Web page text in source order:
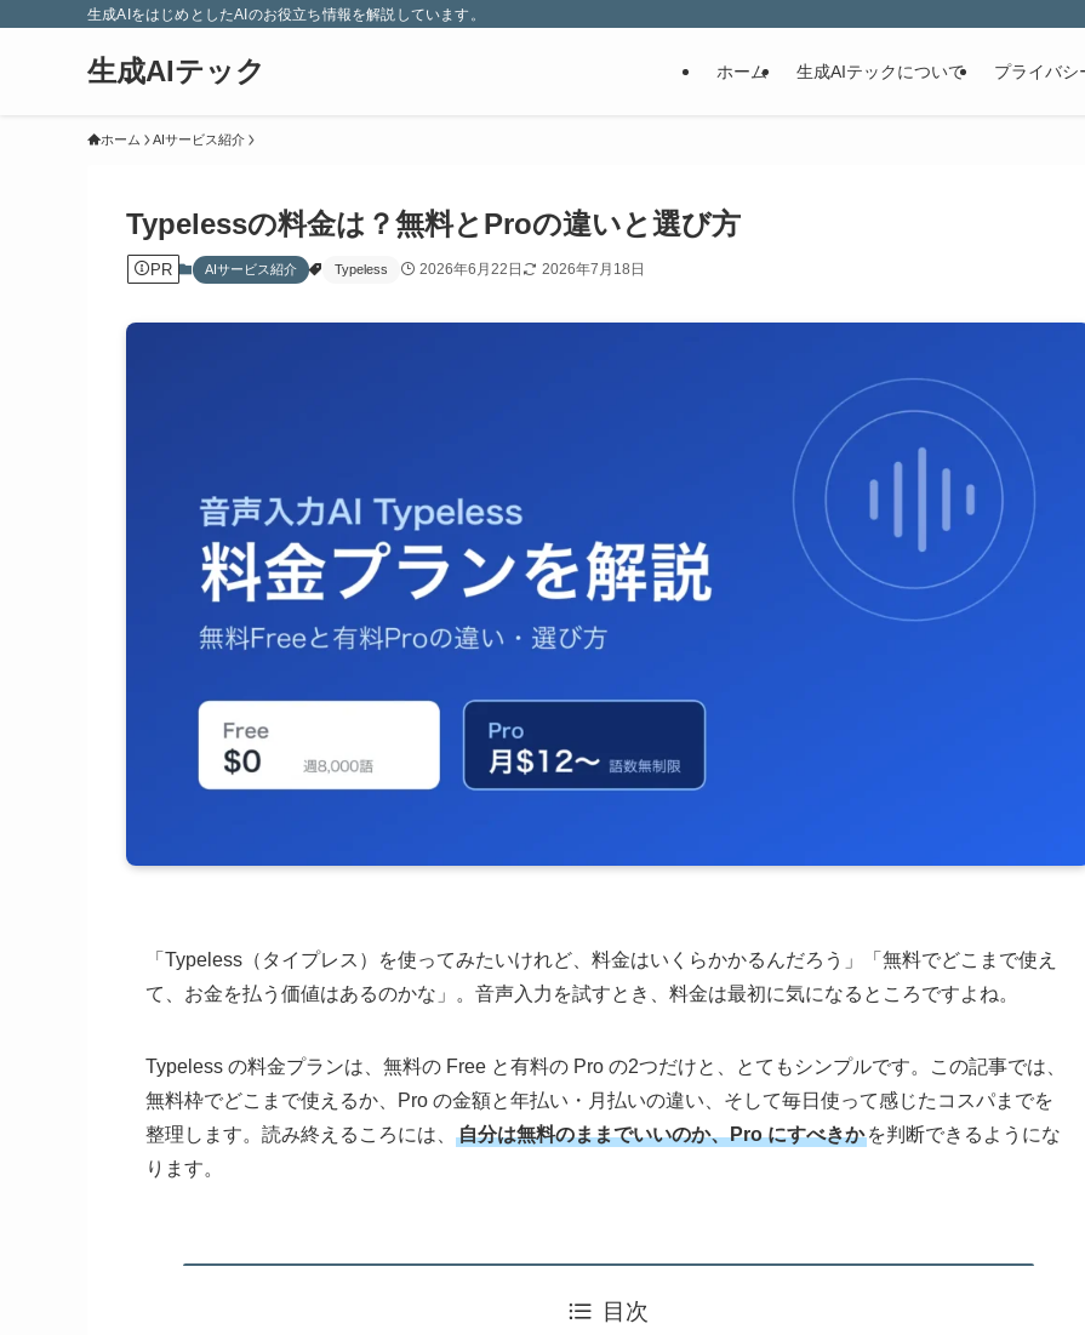
生成AIをはじめとしたAIのお役立ち情報を解説しています。
生成AIテック ホーム 生成AIテックについて プライバシ
ホーム AIサービス紹介
Typelessの料金は？無料とProの違いと選び方
PR AIサービス紹介 Typeless 2026年6月22日 2026年7月18日
「Typeless（タイプレス）を使ってみたいけれど、料金はいくらかかるんだろう」「無料でどこまで使え
て、お金を払う価値はあるのかな」。音声入力を試すとき、料金は最初に気になるところですよね。
Typeless の料金プランは、無料の Free と有料の Pro の2つだけと、とてもシンプルです。この記事では、
無料枠でどこまで使えるか、Pro の金額と年払い・月払いの違い、そして毎日使って感じたコスパまでを
整理します。読み終えるころには、
自分は無料のままでいいのか、Pro にすべきか を判断できるようにな
ります。
目次